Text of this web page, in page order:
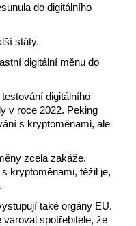
do digitálního
státy.
digitální měnu do
digitálního
v roce 2022. Peking
s kryptoměnami, ale
zcela zakáže.
kryptoměnami, těžil je,
také orgány EU.
spotřebitele, že